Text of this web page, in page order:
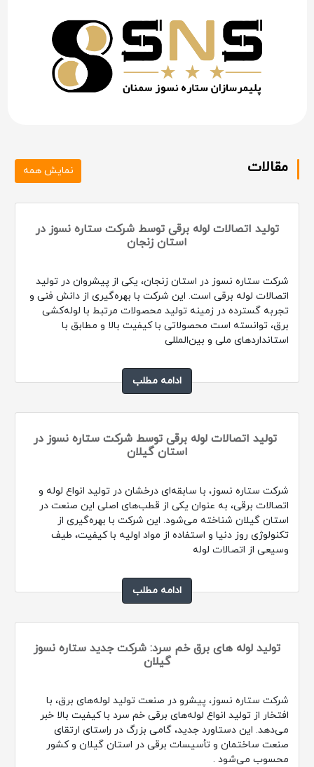
مقالات نمایش همه
تولید اتصالات لوله برقی توسط شرکت ستاره نسوز در
استان زنجان
شرکت ستاره نسوز در استان زنجان، یکی از پیشروان در تولید
اتصالات لوله برقی است. این شرکت با بهره‌گیری از دانش فنی و
تجربه گسترده در زمینه تولید محصولات مرتبط با لوله‌کشی
برق، توانسته است محصولاتی با کیفیت بالا و مطابق با
استانداردهای ملی و بین‌المللی
ادامه مطلب
تولید اتصالات لوله برقی توسط شرکت ستاره نسوز در
استان گیلان
شرکت ستاره نسوز، با سابقه‌ای درخشان در تولید انواع لوله و
اتصالات برقی، به عنوان یکی از قطب‌های اصلی این صنعت در
استان گیلان شناخته می‌شود. این شرکت با بهره‌گیری از
تکنولوژی روز دنیا و استفاده از مواد اولیه با کیفیت، طیف
وسیعی از اتصالات لوله
ادامه مطلب
تولید لوله های برق خم سرد: شرکت جدید ستاره نسوز
گیلان
شرکت ستاره نسوز، پیشرو در صنعت تولید لوله‌های برق، با
افتخار از تولید انواع لوله‌های برقی خم سرد با کیفیت بالا خبر
می‌دهد. این دستاورد جدید، گامی بزرگ در راستای ارتقای
صنعت ساختمان و تأسیسات برقی در استان گیلان و کشور
محسوب می‌شود .